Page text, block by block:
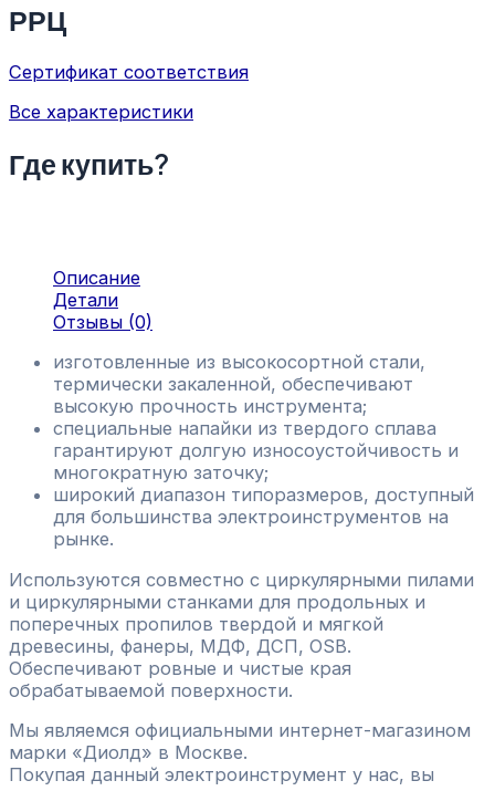
РРЦ
Сертификат соответствия
Все характеристики
Где купить?
Описание
Детали
Отзывы (0)
изготовленные из высокосортной стали,
термически закаленной, обеспечивают
высокую прочность инструмента;
специальные напайки из твердого сплава
гарантируют долгую износоустойчивость и
многократную заточку;
широкий диапазон типоразмеров, доступный
для большинства электроинструментов на
рынке.
Используются совместно с циркулярными пилами
и циркулярными станками для продольных и
поперечных пропилов твердой и мягкой
древесины, фанеры, МДФ, ДСП, OSB.
Обеспечивают ровные и чистые края
обрабатываемой поверхности.
Мы являемся официальными интернет-магазином
марки «Диолд» в Москве.
Покупая данный электроинструмент у нас, вы